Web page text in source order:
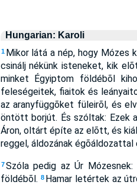
Hungarian: Karoli
1 Mikor látá a nép, hogy Mózes
csinálj nékünk isteneket, kik
minket Égyiptom földébõl
feleségeitek, fiaitok és
az aranyfüggõket füleirõl, és
öntött borjút. És szóltak: Ezek
Áron, oltárt építe az elõtt, és
reggel, áldozának égõáldozattal
7 Szóla pedig az Úr
földébõl. 8 Hamar letértek az